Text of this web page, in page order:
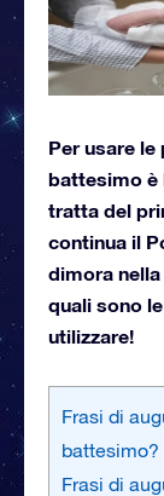
Per usare le
battesimo è
tratta del
continua il
dimora
quali sono
utilizzare!
Frasi di
battesimo?
Frasi di